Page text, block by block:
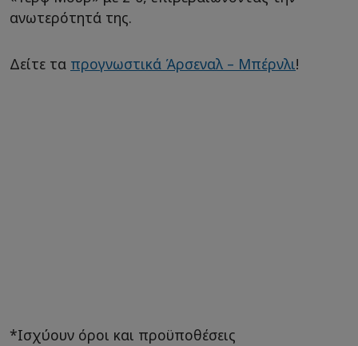
ανωτερότητά της.
Δείτε τα προγνωστικά Άρσεναλ – Μπέρνλι!
*Ισχύουν όροι και προϋποθέσεις